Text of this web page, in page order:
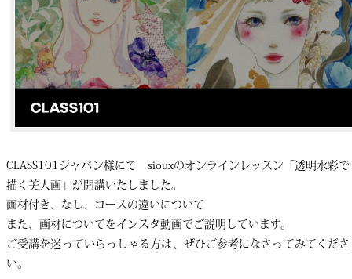
CLASS101ジャパン様にて siouxのオンラインレッスン「透明水彩で
描く美人画」が開講いたしました。
画材付き、なし、コースの違いについて
また、画材についてをインスタ動画でご説明しています。
ご受講を迷っていらっしゃる方は、ぜひご参考になさってみてくださ
い。